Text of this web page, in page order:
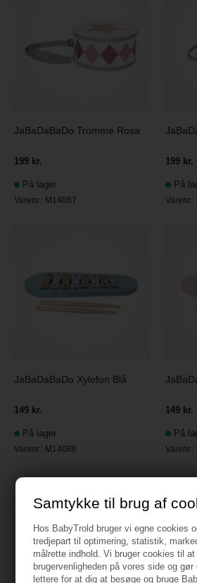
Samtykke til brug af
Hos BabyTrold bruger vi egne cookies
tredjepart til optimering, statistik,
målrette indhold. Vi bruger cookies til at
brugervenligheden på vores side og gør
lettere for at dig at besøge og bruge
JaBaDaBaDo Tromme Rosa
199 kr.
På lager
Varenr.: M14087
199 kr.
På
Varenr.:
JaBaDaBaDo Xylofon Blå
149 kr.
På lager
Varenr.: M14086
149 kr.
På
Varenr.: